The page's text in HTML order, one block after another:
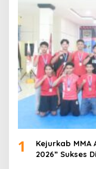
1
Kejurkab MMA
2026” Sukses